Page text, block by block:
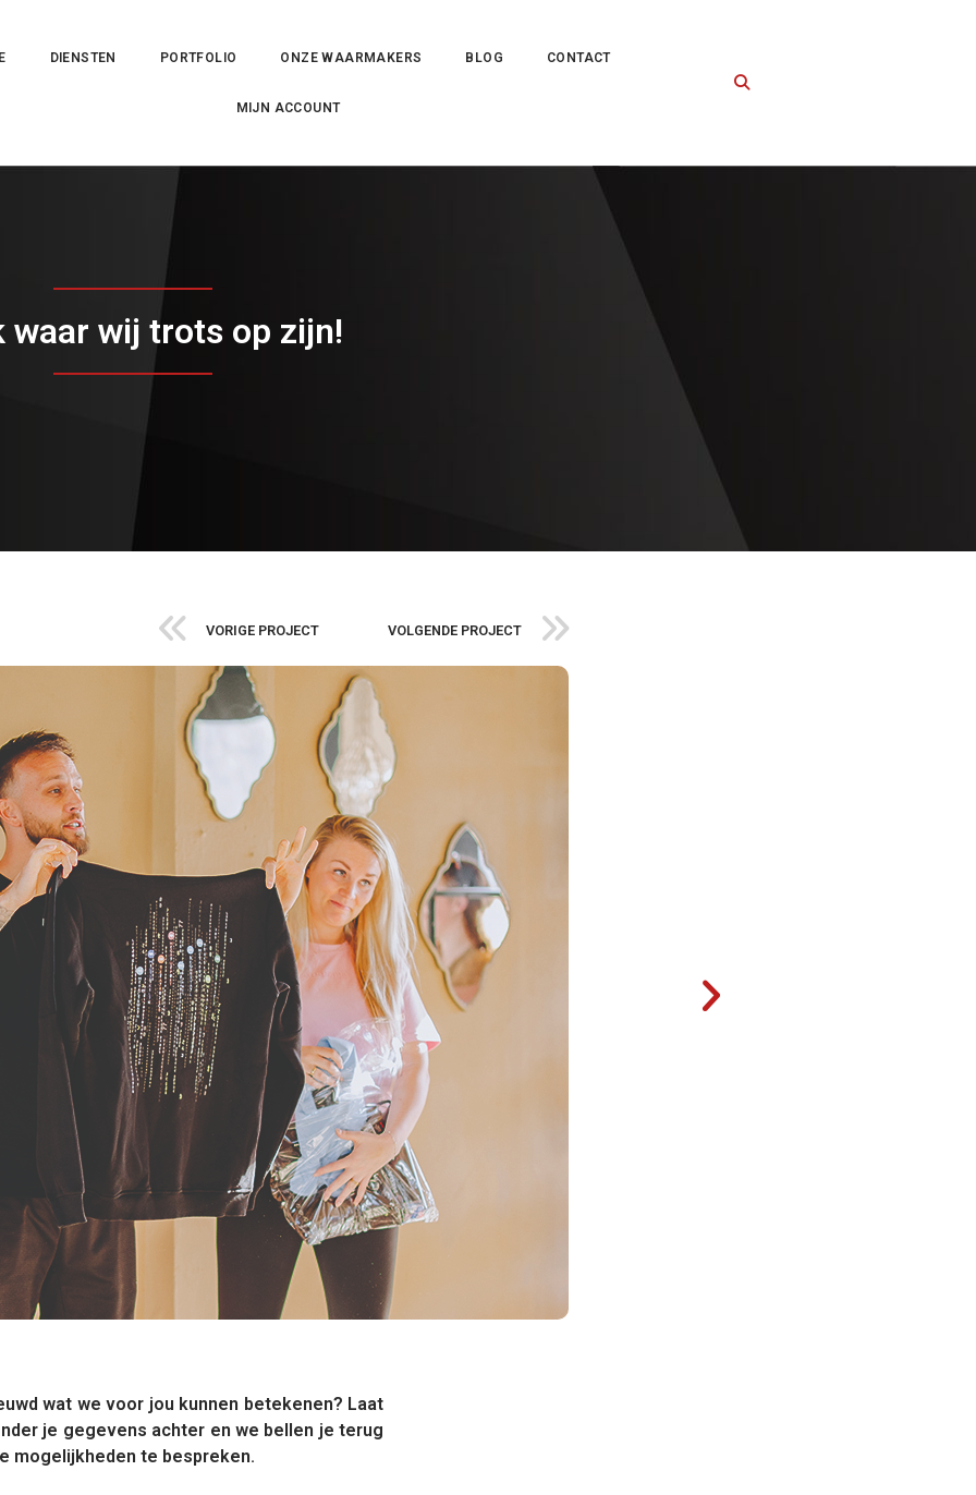
DIENSTEN PORTFOLIO ONZE WAARMAKERS BLOG CONTACT
MIJN ACCOUNT
waar wij trots op zijn!
VORIGE PROJECT VOLGENDE PROJECT
wat we voor jou kunnen betekenen? Laat
je gegevens achter en we bellen je terug
mogelijkheden te bespreken.